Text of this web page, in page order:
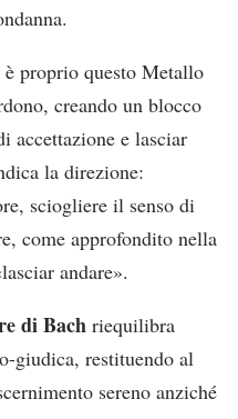
è proprio questo Metallo
creando un blocco
accettazione e lasciar
la direzione:
sciogliere il senso di
come approfondito nella
andare».
di Bach riequilibra
giudica, restituendo al
sereno anziché